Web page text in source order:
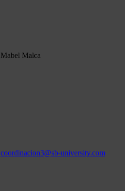
Mabel Malca
coordinacion3@sb-university.com